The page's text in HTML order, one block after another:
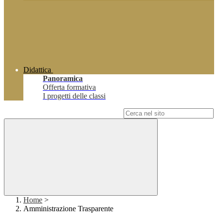
Didattica
Panoramica
Offerta formativa
I progetti delle classi
Home >
Amministrazione Trasparente